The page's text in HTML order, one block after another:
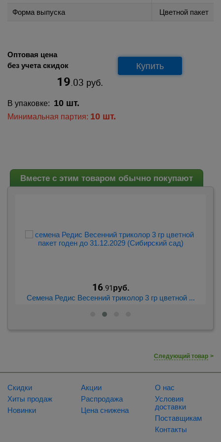
Форма выпуска Цветной пакет
Оптовая цена
без учета скидок
19.03 руб.
Купить
В упаковке: 10 шт.
Минимальная партия: 10 шт.
Вместе с этим товаром обычно покупают
16.91руб.
Семена Редис Весенний триколор 3 гр цветной ...
Следующий товар >
Скидки
Хиты продаж
Новинки
Акции
Распродажа
Цена снижена
О нас
Условия
доставки
Поставщикам
Контакты